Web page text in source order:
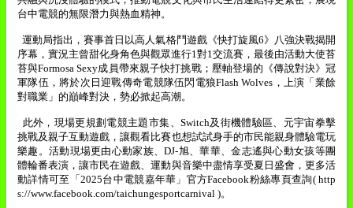
台中電競的無限潛力與熱血精神。
運動局指出，賽事首日以高人氣格鬥遊戲《快打旋風6》八強決戰揭開
序幕，實況主曾甜化身角色與觀眾進行1 對1 交流賽，最後由活動大使苔
苔與Formosa Sexy成員帶來親子快打挑戰；壓軸登場的《傳說對決》冠
軍隊伍，將於次日迎戰傳奇電競隊伍閃電狼Flash Wolves ，上演「業餘
對職業」的巔峰對決，勢必掀起高潮。
此外，現場更規劃電競主題市集、 Switch及街機體驗區、元宇宙拳擊
挑戰及親子互動遊戲，讓觀看比賽也想試試身手的市民能親身體驗電玩
樂趣。活動現場更由心動家族、DJ-旭、華華、金志遙與心動女孩等團
體輪番表演，讓市民在遊戲、運動與音樂中盡情享受夏日盛會，更多活
動詳情可至「2025台中電競嘉年華」官方Facebook粉絲專頁查詢( http
s://www.facebook.com/taichungesportcarnival )。